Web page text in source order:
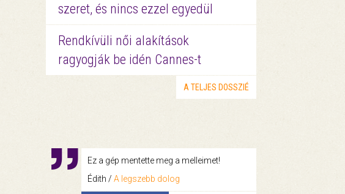
szeret, és nincs ezzel egyedül
Rendkívüli női alakítások
ragyogják be idén Cannes-t
A TELJES DOSSZIÉ
Ez a gép mentette meg a melleimet!
Édith / A legszebb dolog